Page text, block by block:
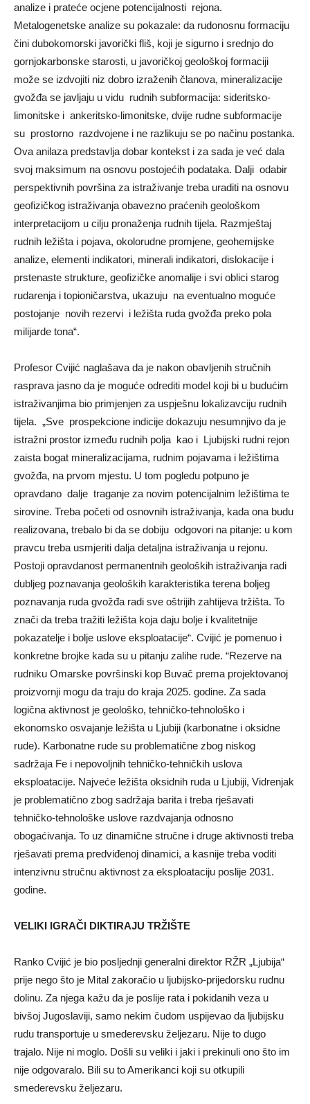
analize i prateće ocjene potencijalnosti rejona.
Metalogenetske analize su pokazale: da rudonosnu formaciju
čini dubokomorski javorički fliš, koji je sigurno i srednjo do
gornjokarbonske starosti, u javoričkoj geološkoj formaciji
može se izdvojiti niz dobro izraženih članova, mineralizacije
gvožđa se javlјaju u vidu rudnih subformacija: sideritsko-
limonitske i ankeritsko-limonitske, dvije rudne subformacije
su prostorno razdvojene i ne razlikuju se po načinu postanka.
Ova anilaza predstavlјa dobar kontekst i za sada je već dala
svoj maksimum na osnovu postojećih podataka. Dalјi odabir
perspektivnih površina za istraživanje treba uraditi na osnovu
geofizičkog istraživanja obavezno praćenih geološkom
interpretacijom u cilјu pronaženja rudnih tijela. Razmještaj
rudnih ležišta i pojava, okolorudne promjene, geohemijske
analize, elementi indikatori, minerali indikatori, dislokacije i
prstenaste strukture, geofizičke anomalije i svi oblici starog
rudarenja i topioničarstva, ukazuju na eventualno moguće
postojanje novih rezervi i ležišta ruda gvožđa preko pola
milijarde tona“.
Profesor Cvijić naglašava da je nakon obavlјenih stručnih
rasprava jasno da je moguće odrediti model koji bi u budućim
istraživanjima bio primjenjen za uspješnu lokalizavciju rudnih
tijela. „Sve prospekcione indicije dokazuju nesumnjivo da je
istražni prostor između rudnih polјa kao i Ljubijski rudni rejon
zaista bogat mineralizacijama, rudnim pojavama i ležištima
gvožđa, na prvom mjestu. U tom pogledu potpuno je
opravdano dalјe traganje za novim potencijalnim ležištima te
sirovine. Treba početi od osnovnih istraživanja, kada ona budu
realizovana, trebalo bi da se dobiju odgovori na pitanje: u kom
pravcu treba usmjeriti dalјa detalјna istraživanja u rejonu.
Postoji opravdanost permanentnih geoloških istraživanja radi
dublјeg poznavanja geoloških karakteristika terena bolјeg
poznavanja ruda gvožđa radi sve oštrijih zahtijeva tržišta. To
znači da treba tražiti ležišta koja daju bolјe i kvalitetnije
pokazatelјe i bolјe uslove eksploatacije“. Cvijić je pomenuo i
konkretne brojke kada su u pitanju zalihe rude. “Rezerve na
rudniku Omarske površinski kop Buvač prema projektovanoj
proizvornji mogu da traju do kraja 2025. godine. Za sada
logična aktivnost je geološko, tehničko-tehnološko i
ekonomsko osvajanje ležišta u Ljubiji (karbonatne i oksidne
rude). Karbonatne rude su problematične zbog niskog
sadržaja Fe i nepovolјnih tehničko-tehničkih uslova
eksploatacije. Najveće ležišta oksidnih ruda u Ljubiji, Vidrenjak
je problematično zbog sadržaja barita i treba rješavati
tehničko-tehnološke uslove razdvajanja odnosno
obogaćivanja. To uz dinamične stručne i druge aktivnosti treba
rješavati prema predviđenoj dinamici, a kasnije treba voditi
intenzivnu stručnu aktivnost za eksploataciju poslije 2031.
godine.
VELIKI IGRAČI DIKTIRAJU TRŽIŠTE
Ranko Cvijić je bio poslјednji generalni direktor RŽR „Ljubija“
prije nego što je Mital zakoračio u lјubijsko-prijedorsku rudnu
dolinu. Za njega kažu da je poslije rata i pokidanih veza u
bivšoj Jugoslaviji, samo nekim čudom uspijevao da lјubijsku
rudu transportuje u smederevsku želјezaru. Nije to dugo
trajalo. Nije ni moglo. Došli su veliki i jaki i prekinuli ono što im
nije odgovaralo. Bili su to Amerikanci koji su otkupili
smederevsku želјezaru.